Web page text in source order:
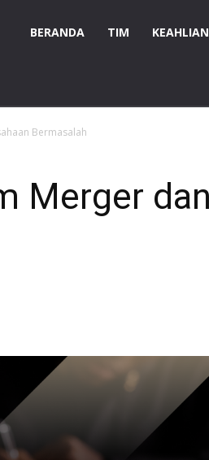
BERANDA TIM
Bermasalah
Merger